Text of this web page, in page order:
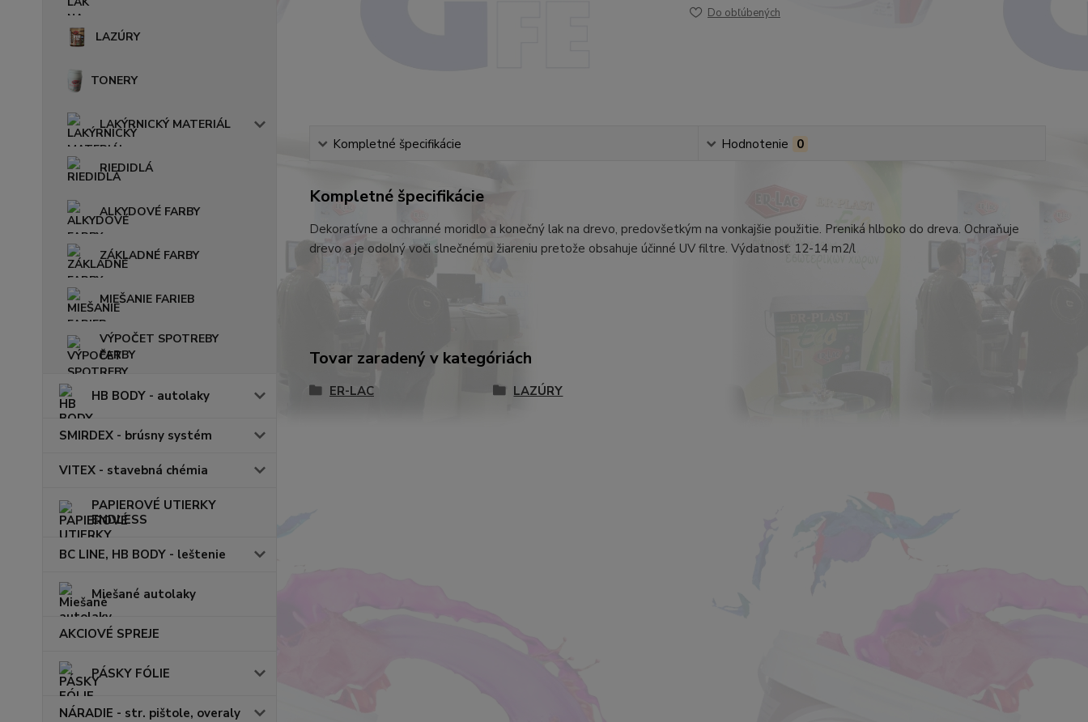
LAZÚRY
TONERY
LAKÝRNICKÝ MATERIÁL
RIEDIDLÁ
ALKYDOVÉ FARBY
ZÁKLADNÉ FARBY
MIEŠANIE FARIEB
VÝPOČET SPOTREBY
FARBY
HB BODY - autolaky
SMIRDEX - brúsny systém
VITEX - stavebná chémia
PAPIEROVÉ UTIERKY
ENDLESS
BC LINE, HB BODY - leštenie
Miešané autolaky
AKCIOVÉ SPREJE
PÁSKY FÓLIE
NÁRADIE - str. pištole, overaly
Do obľúbených
Kompletné špecifikácie Hodnotenie 0
Kompletné špecifikácie
Dekoratívne a ochranné moridlo a konečný lak na drevo, predovšetkým na vonkajšie použitie. Preniká hlboko do dreva. Ochraňuje
drevo a je odolný voči slnečnému žiareniu pretože obsahuje účinné UV filtre. Výdatnosť: 12-14 m2/l
Tovar zaradený v kategóriách
ER-LAC LAZÚRY